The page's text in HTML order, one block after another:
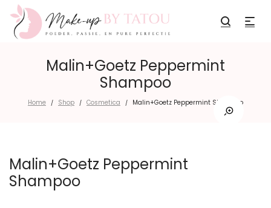
Malin+Goetz Peppermint
Shampoo
Home / Shop / Cosmetica / Malin+Goetz Peppermint Shampoo
Malin+Goetz Peppermint
Shampoo